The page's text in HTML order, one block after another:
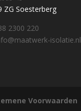
ZG Soesterberg
2300 220
isolatie.nl
Voorwaarden